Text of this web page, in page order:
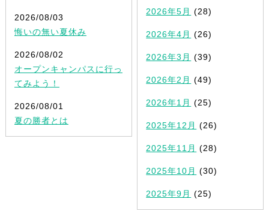
2026/08/03
悔いの無い夏休み
2026/08/02
オープンキャンパスに行っ
てみよう！
2026/08/01
夏の勝者とは
2026年5月 (28)
2026年4月 (26)
2026年3月 (39)
2026年2月 (49)
2026年1月 (25)
2025年12月 (26)
2025年11月 (28)
2025年10月 (30)
2025年9月 (25)